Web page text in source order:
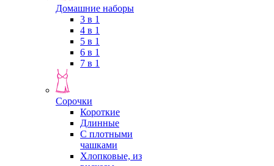
Домашние наборы
3 в 1
4 в 1
5 в 1
6 в 1
7 в 1
Сорочки
Короткие
Длинные
С плотными
чашками
Хлопковые, из